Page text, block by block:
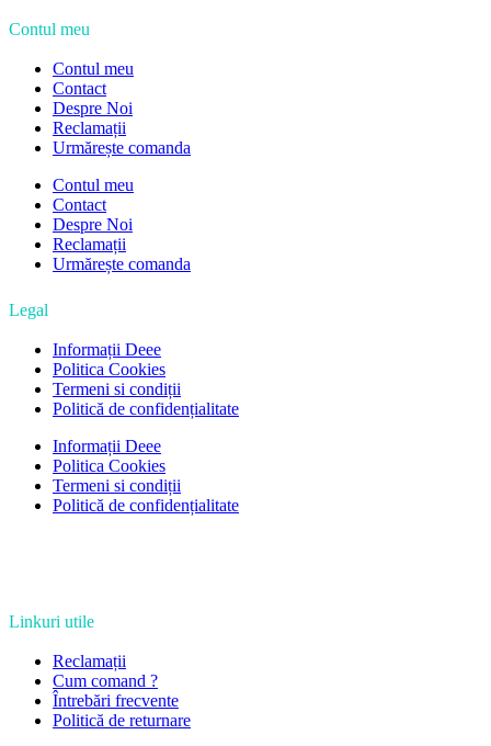
Contul meu
Contul meu
Contact
Despre Noi
Reclamații
Urmărește comanda
Contul meu
Contact
Despre Noi
Reclamații
Urmărește comanda
Legal
Informații Deee
Politica Cookies
Termeni si condiții
Politică de confidențialitate
Informații Deee
Politica Cookies
Termeni si condiții
Politică de confidențialitate
Linkuri utile
Reclamații
Cum comand ?
Întrebări frecvente
Politică de returnare